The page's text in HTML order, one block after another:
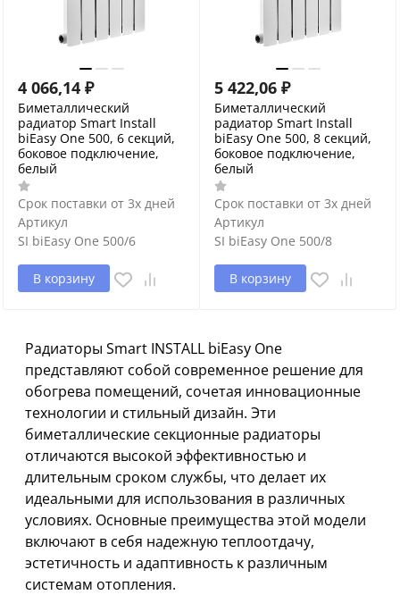
4 066,14 ₽
Биметаллический
радиатор Smart Install
biEasy One 500, 6 секций,
боковое подключение,
белый
Срок поставки от 3х дней
Артикул
SI biEasy One 500/6
В корзину
5 422,06 ₽
Биметаллический
радиатор Smart Install
biEasy One 500, 8 секций,
боковое подключение,
белый
Срок поставки от 3х дней
Артикул
SI biEasy One 500/8
В корзину
Радиаторы Smart INSTALL biEasy One
представляют собой современное решение для
обогрева помещений, сочетая инновационные
технологии и стильный дизайн. Эти
биметаллические секционные радиаторы
отличаются высокой эффективностью и
длительным сроком службы, что делает их
идеальными для использования в различных
условиях. Основные преимущества этой модели
включают в себя надежную теплоотдачу,
эстетичность и адаптивность к различным
системам отопления.